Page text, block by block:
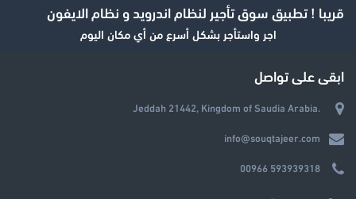
قريبا ! تطبيق سوق تأجير لنظام اندرويد و نظام الايفون
اجر واستأجر بشكل أسرع من أي مكان اليوم
ابقى على تواصل
Jeddah 21442, Kingdom of Saudia Arabia.
info@souqtajeer.com
00966 593939318